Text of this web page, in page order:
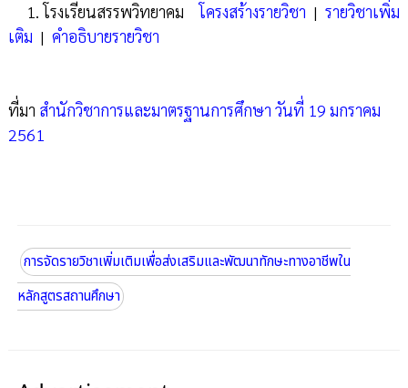
1. โรงเรียนสรรพวิทยาคมโครงสร้างรายวิชา | รายวิชาเพิ่ม
เติม | คำอธิบายรายวิชา
ที่มา สำนักวิชาการและมาตรฐานการศึกษา วันที่ 19 มกราคม
2561
การจัดรายวิชาเพิ่มเติมเพื่อส่งเสริมและพัฒนาทักษะทางอาชีพใน
หลักสูตรสถานศึกษา